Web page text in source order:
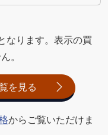
なります。表示の買
。
を見る
からご覧いただけま